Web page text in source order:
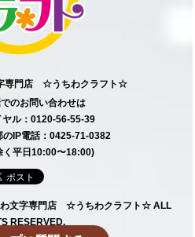
専門店 ☆うちわクラフト☆
のお問い合わせは
ル：0120-56-55-39
のIP電話：0425-71-0382
く平日10:00〜18:00)
わ文字専門店 ☆うちわクラフト☆ ALL
RESERVED.